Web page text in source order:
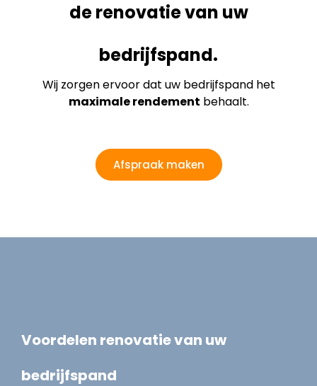
de renovatie van uw
bedrijfspand.
Wij zorgen ervoor dat uw bedrijfspand het
maximale rendement behaalt.
Afspraak maken
Voordelen renovatie van uw
bedrijfspand